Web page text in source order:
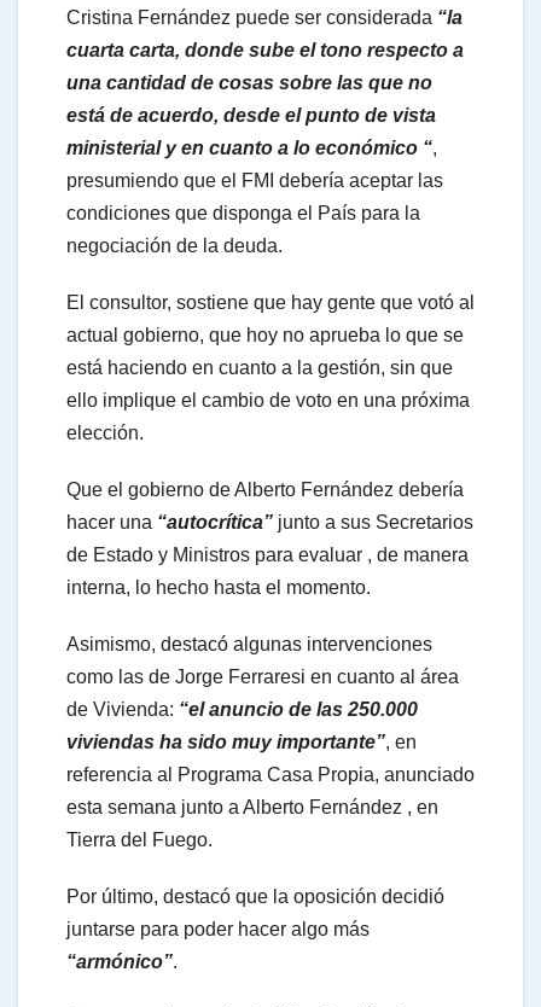
A
p
p
Cristina Fernández puede ser considerada “la
cuarta carta, donde sube el tono respecto a
una cantidad de cosas sobre las que no
está de acuerdo, desde el punto de vista
ministerial y en cuanto a lo económico “,
presumiendo que el FMI debería aceptar las
condiciones que disponga el País para la
negociación de la deuda.
El consultor, sostiene que hay gente que votó al
actual gobierno, que hoy no aprueba lo que se
está haciendo en cuanto a la gestión, sin que
ello implique el cambio de voto en una próxima
elección.
Que el gobierno de Alberto Fernández debería
hacer una “autocrítica” junto a sus Secretarios
de Estado y Ministros para evaluar , de manera
interna, lo hecho hasta el momento.
Asimismo, destacó algunas intervenciones
como las de Jorge Ferraresi en cuanto al área
de Vivienda: “el anuncio de las 250.000
viviendas ha sido muy importante”, en
referencia al Programa Casa Propia, anunciado
esta semana junto a Alberto Fernández , en
Tierra del Fuego.
Por último, destacó que la oposición decidió
juntarse para poder hacer algo más
“armónico”.